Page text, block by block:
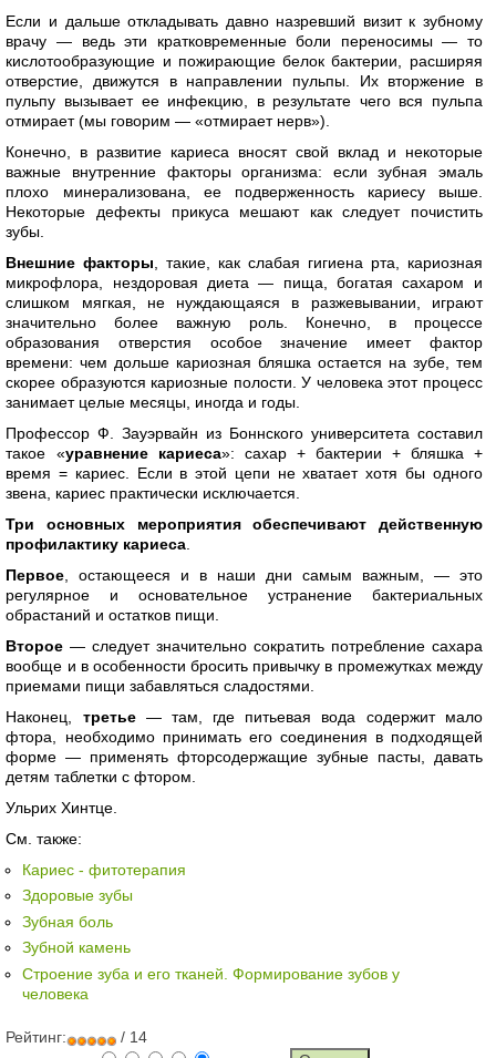
Если и дальше откладывать давно назревший визит к зубному
врачу — ведь эти кратковременные боли переносимы — то
кислотообразующие и пожирающие белок бактерии, расширяя
отверстие, движутся в направлении пульпы. Их вторжение в
пульпу вызывает ее инфекцию, в результате чего вся пульпа
отмирает (мы говорим — «отмирает нерв»).
Конечно, в развитие кариеса вносят свой вклад и некоторые
важные внутренние факторы организма: если зубная эмаль
плохо минерализована, ее подверженность кариесу выше.
Некоторые дефекты прикуса мешают как следует почистить
зубы.
Внешние факторы , такие, как слабая гигиена рта, кариозная
микрофлора, нездоровая диета — пища, богатая сахаром и
слишком мягкая, не нуждающаяся в разжевывании, играют
значительно более важную роль. Конечно, в процессе
образования отверстия особое значение имеет фактор
времени: чем дольше кариозная бляшка остается на зубе, тем
скорее образуются кариозные полости. У человека этот процесс
занимает целые месяцы, иногда и годы.
Профессор Ф. Зауэрвайн из Боннского университета составил
такое «уравнение кариеса»: сахар + бактерии + бляшка +
время = кариес. Если в этой цепи не хватает хотя бы одного
звена, кариес практически исключается.
Три основных мероприятия обеспечивают действенную
профилактику кариеса
Первое , остающееся и в наши дни самым важным, — это
регулярное и основательное устранение бактериальных
обрастаний и остатков пищи.
Второе — следует значительно сократить потребление сахара
вообще и в особенности бросить привычку в промежутках между
приемами пищи забавляться сладостями.
Наконец, третье— там, где питьевая вода содержит мало
фтора, необходимо принимать его соединения в подходящей
форме — применять фторсодержащие зубные пасты, давать
детям таблетки с фтором.
Ульрих Хинтце.
См. также:
Кариес - фитотерапия
Здоровые зубы
Зубная боль
Зубной камень
Строение зуба и его тканей. Формирование зубов у
человека
Рейтинг:
/ 14